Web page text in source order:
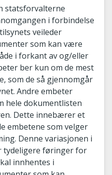
statsforvalterne
i forbindelse
veileder
som kan være
i forkant av og/eller
ber kun om de mest
som de så gjennomgår
Andre embeter
hele dokumentlisten
Dette innebærer et
embetene som velger
Denne variasjonen i
tydeligere føringer for
innhentes i